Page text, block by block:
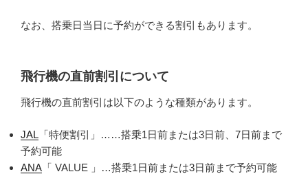
なお、搭乗日当日に予約ができる割引もあります。
飛行機の直前割引について
飛行機の直前割引は以下のような種類があります。
JAL 「特便割引」……搭乗1日前または3日前、7日前まで
予約可能
ANA 「 VALUE 」…搭乗1日前または3日前まで予約可能